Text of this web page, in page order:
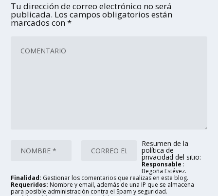
Tu dirección de correo electrónico no será
publicada. Los campos obligatorios están
marcados con*
Resumen de la
política de
privacidad del sitio:
Responsable :
Begoña Estévez.
Finalidad: Gestionar los comentarios que realizas en este blog.
Requeridos: Nombre y email, además de una IP que se almacena
para posible administración contra el Spam y seguridad.